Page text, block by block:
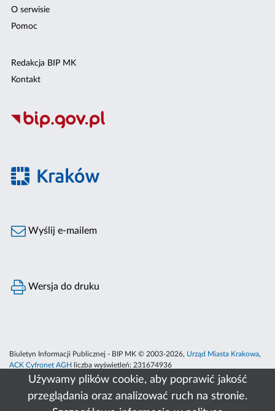
Używamy plików cookie, aby poprawić jakość
przeglądania oraz analizować ruch na stronie.
O serwisie
Pomoc
Redakcja BIP MK
Kontakt
Wyślij e-mailem
Wersja do druku
Biuletyn Informacji Publicznej - BIP MK © 2003-2026, Urząd Miasta Krakowa,
ACK Cyfronet AGH
liczba wyświetleń: 231674936